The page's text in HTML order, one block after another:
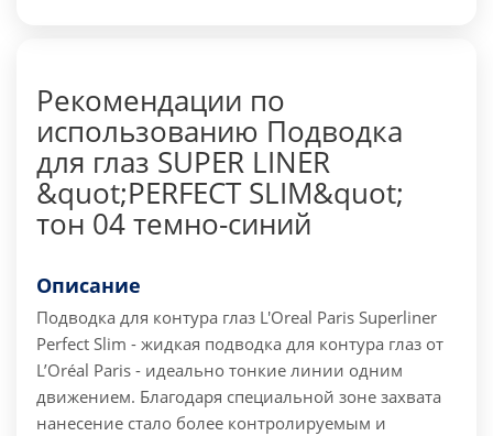
Рекомендации по
использованию Подводка
для глаз SUPER LINER
&quot;PERFECT SLIM&quot;
тон 04 темно-синий
Описание
Подводка для контура глаз L'Oreal Paris Superliner
Perfect Slim - жидкая подводка для контура глаз от
L’Oréal Paris - идеально тонкие линии одним
движением. Благодаря специальной зоне захвата
нанесение стало более контролируемым и